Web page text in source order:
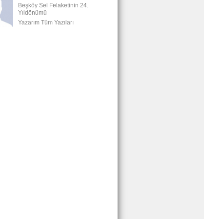
Beşköy Sel Felaketinin 24.
Yıldönümü
Yazarım Tüm Yazıları